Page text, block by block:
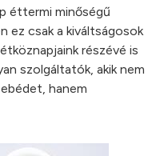
éttermi minőségű
ez csak a kiváltságosok
részévé is
szolgáltatók, akik nem
hanem